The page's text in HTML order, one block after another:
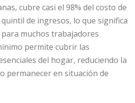
cubre casi el 98% del costo de
de ingresos, lo que significa
muchos trabajadores
permite cubrir las
del hogar, reduciendo la
permanecer en situación de